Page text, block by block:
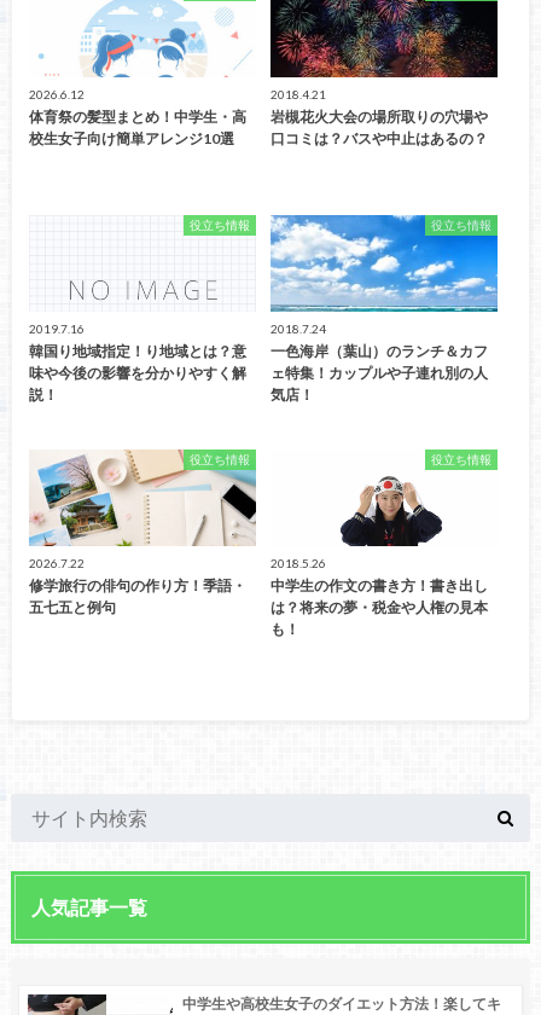
2026.6.12
体育祭の髪型まとめ！中学生・高
校生女子向け簡単アレンジ10選
2018.4.21
岩槻花火大会の場所取りの穴場や
口コミは？バスや中止はあるの？
役立ち情報
2019.7.16
韓国り地域指定！り地域とは？意
味や今後の影響を分かりやすく解
説！
役立ち情報
2018.7.24
一色海岸（葉山）のランチ＆カフ
ェ特集！カップルや子連れ別の人
気店！
役立ち情報
2026.7.22
修学旅行の俳句の作り方！季語・
五七五と例句
役立ち情報
2018.5.26
中学生の作文の書き方！書き出し
は？将来の夢・税金や人権の見本
も！
人気記事一覧
中学生や高校生女子のダイエット方法！楽してキ